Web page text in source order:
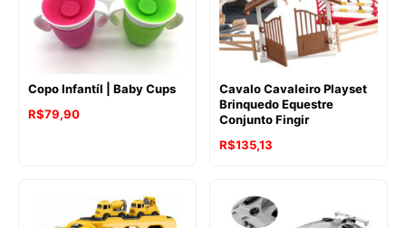
Copo Infantíl | Baby Cups
R$79,90
Cavalo Cavaleiro Playset
Brinquedo Equestre
Conjunto Fingir
R$135,13